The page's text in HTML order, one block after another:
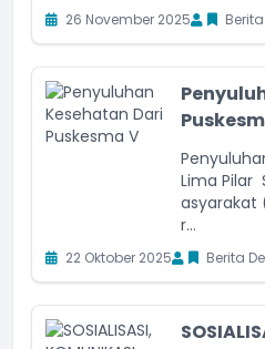
26 November 2025
Lima Pilar
asyarakat
r...
22 Oktober 2025 Berita